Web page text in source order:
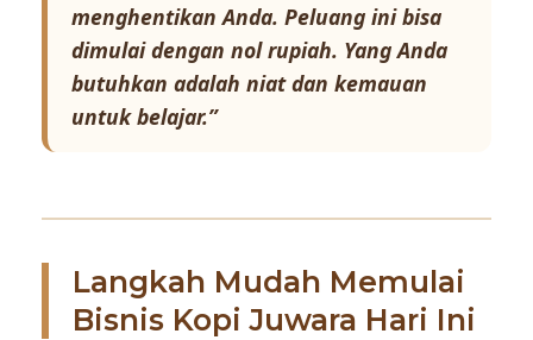
menghentikan Anda. Peluang ini bisa
dimulai dengan nol rupiah. Yang Anda
butuhkan adalah niat dan kemauan
untuk belajar.”
Langkah Mudah Memulai
Bisnis Kopi Juwara Hari Ini